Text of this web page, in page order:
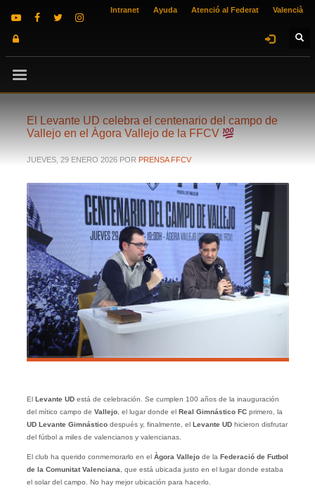
Intranet Ayuda Atenció al Federat Valencià
El Levante UD celebra el centenario del campo de
Vallejo en el Àgora Vallejo de la FFCV
JUEVES, 29 ENERO 2026 POR PRENSA FFCV
El Levante UDestá de celebración. Se cumplen 100 años de la inauguración
del mítico campo de Vallejo, el lugar donde el Real Gimnástico FCprimero, la
UD Levante Gimnásticodespués y, finalmente, elLevante UDhicieron disfrutar
del fútbol a miles de valencianos y valencianas.
El club ha querido conmemorarlo en el Àgora Vallejode la Federació de Futbol
de la Comunitat Valenciana , que está ubicada justo en el lugar donde estaba
el solar del campo. No hay mejor ubicación para hacerlo.